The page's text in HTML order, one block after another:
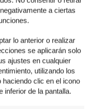
a ciertas
lo anterior o realizar
se aplicarán solo
ajustes en cualquier
utilizando los
clic en el icono
inferior de la pantalla.